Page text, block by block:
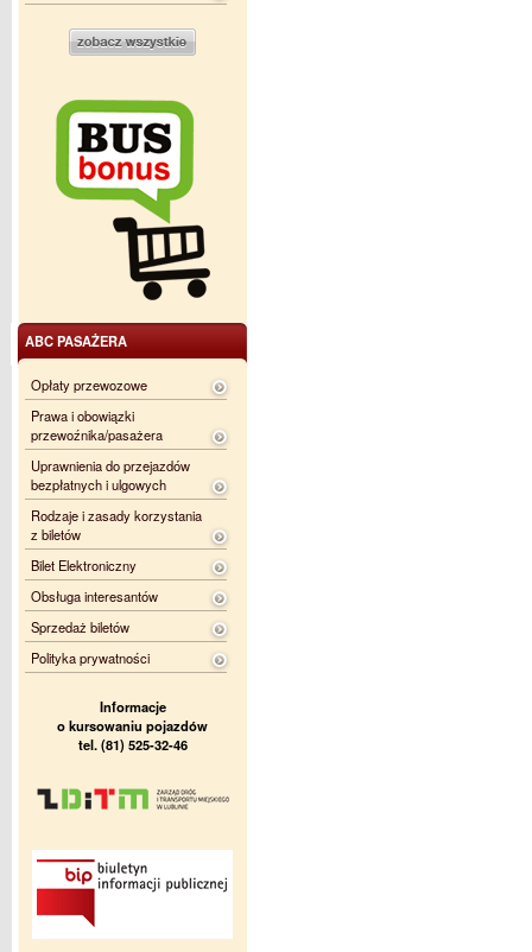
ABC PASAŻERA
Opłaty przewozowe
Prawa i obowiązki
przewoźnika/pasażera
Uprawnienia do przejazdów
bezpłatnych i ulgowych
Rodzaje i zasady korzystania
z biletów
Bilet Elektroniczny
Obsługa interesantów
Sprzedaż biletów
Polityka prywatności
Informacje
o kursowaniu pojazdów
tel. (81) 525-32-46